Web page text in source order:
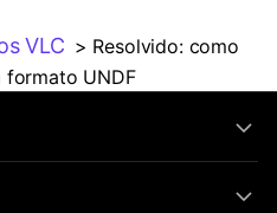
VLC > Resolvido: como
UNDF